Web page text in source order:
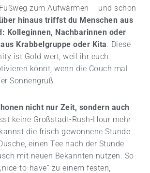
zum Aufwärmen – und schon
hinaus triffst du Menschen aus
Kolleginnen, Nachbarinnen oder
Krabbelgruppe oder Kita. Diese
ist Gold wert, weil ihr euch
könnt, wenn die Couch mal
Sonnengruß.
nicht nur Zeit, sondern auch
keine Großstadt-Rush-Hour mehr
die frisch gewonnene Stunde
einen Tee nach der Stunde
mit neuen Bekannten nutzen. So
to-have“ zu einem festen,